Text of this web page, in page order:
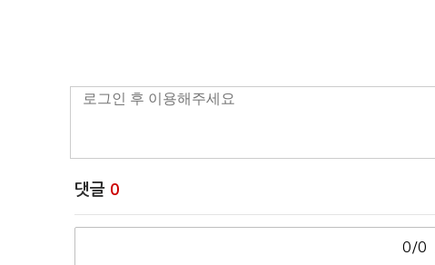
댓글 0
0/0